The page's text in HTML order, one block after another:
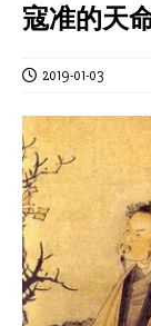
寇准的天
2019-01-03